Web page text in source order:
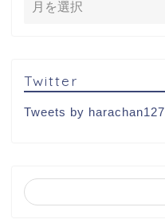
Twitter
Tweets by harachan127